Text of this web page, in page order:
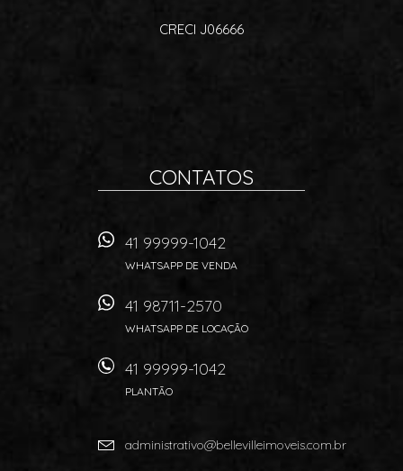
CRECI J06666
CONTATOS
41 99999-1042
WHATSAPP DE VENDA
41 98711-2570
WHATSAPP DE LOCAÇÃO
41 99999-1042
PLANTÃO
administrativo@bellevilleimoveis.com.br